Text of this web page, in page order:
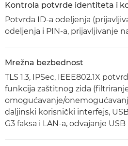
Kontrola potvrde identiteta i
Potvrda ID-a odeljenja
odeljenja i PIN-a, prijavljivanje
Mrežna bezbednost
TLS 1.3, IPSec, IEEE802.1X
funkcija zaštitnog zida
omogućavanje/
daljinski korisnički interfejs,
G3 faksa i LAN-a, odvajanje